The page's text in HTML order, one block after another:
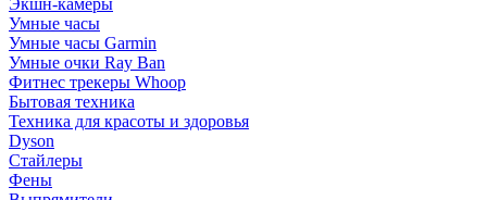
Экшн-камеры
Умные часы
Умные часы Garmin
Умные очки Ray Ban
Фитнес трекеры Whoop
Бытовая техника
Техника для красоты и здоровья
Dyson
Стайлеры
Фены